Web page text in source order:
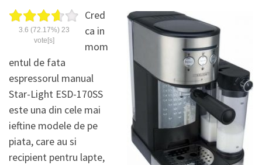
3.6 (72.17%) 23
vote[s]
Cred
ca in
mom
entul de fata
espressorul manual
Star-Light ESD-170SS
este una din cele mai
ieftine modele de pe
piata, care au si
recipient pentru lapte,